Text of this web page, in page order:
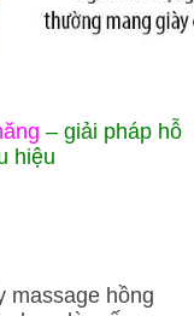
– giải pháp hỗ
hiệu
massage hồng